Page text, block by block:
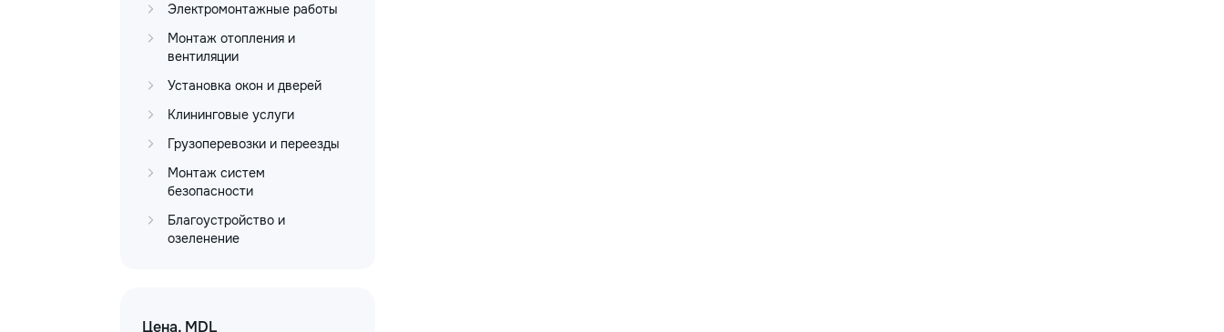
Электромонтажные работы
Монтаж отопления и
вентиляции
Установка окон и дверей
Клининговые услуги
Грузоперевозки и переезды
Монтаж систем
безопасности
Благоустройство и
озеленение
Цена, MDL